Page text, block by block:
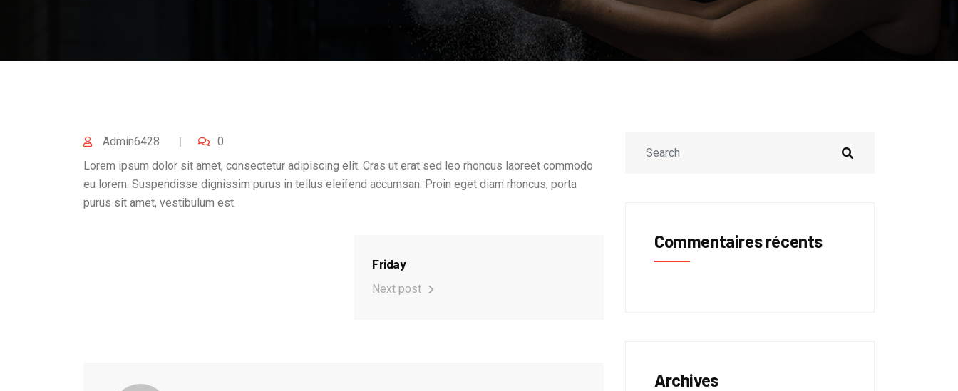
Admin6428
0
Lorem ipsum dolor sit amet, consectetur adipiscing elit. Cras ut erat sed leo rhoncus laoreet commodo
eu lorem. Suspendisse dignissim purus in tellus eleifend accumsan. Proin eget diam rhoncus, porta
purus sit amet, vestibulum est.
Friday
Next post
Commentaires récents
Archives